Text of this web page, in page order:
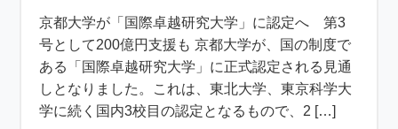
京都大学が「国際卓越研究大学」に認定へ 第3
号として200億円支援も 京都大学が、国の制度で
ある「国際卓越研究大学」に正式認定される見通
しとなりました。これは、東北大学、東京科学大
学に続く国内3校目の認定となるもので、2 […]